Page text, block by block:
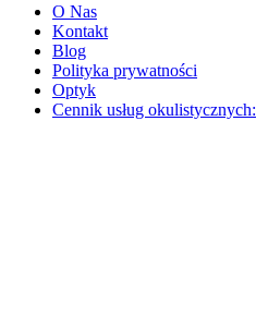
O Nas
Kontakt
Blog
Polityka prywatności
Optyk
Cennik usług okulistycznych: